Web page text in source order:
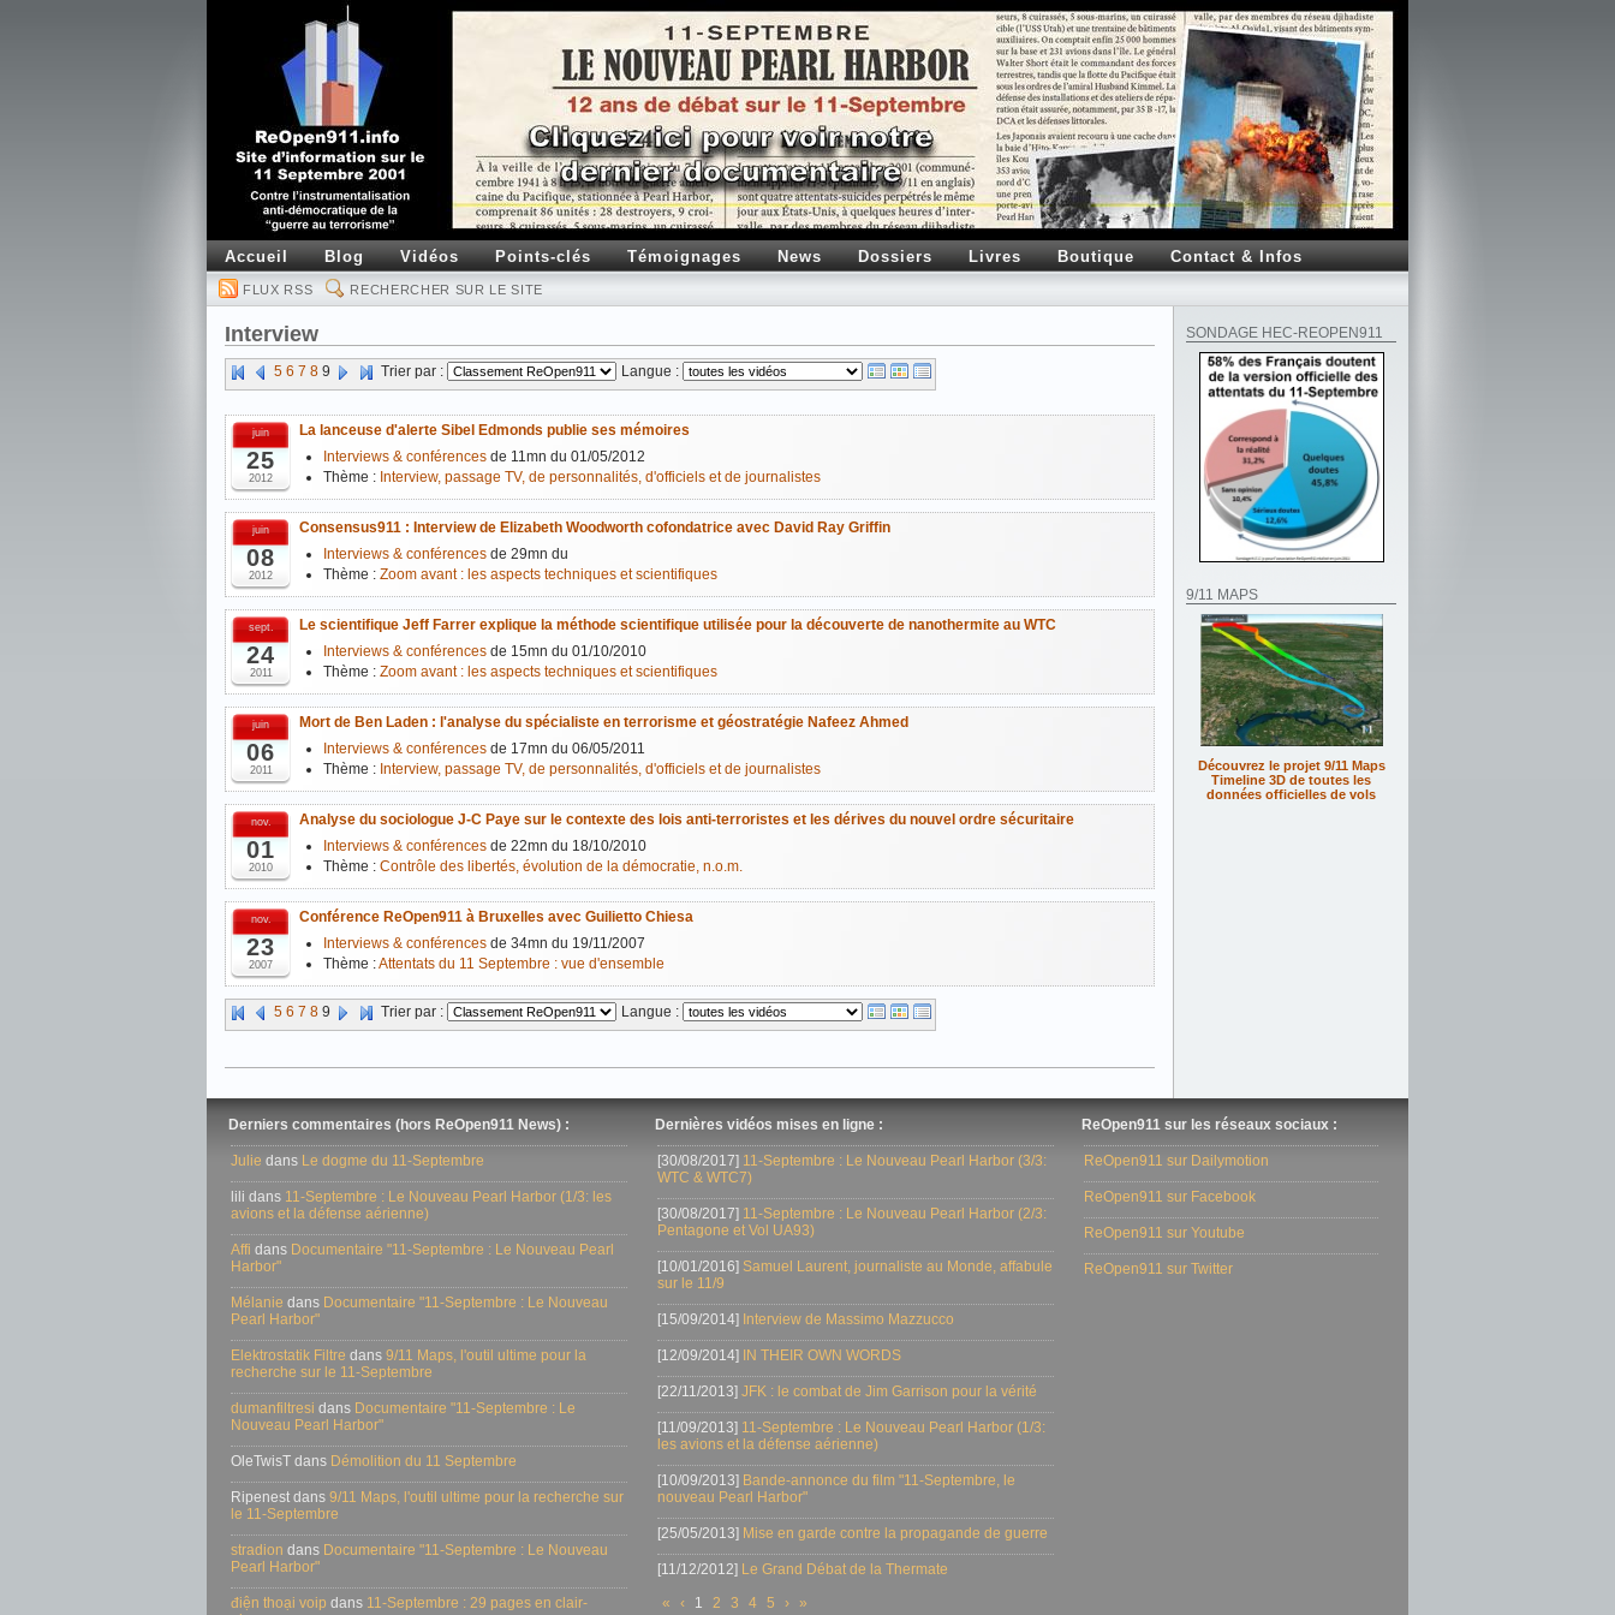
Accueil Blog Vidéos Points-clés Témoignages News Dossiers Livres Boutique Contact & Infos
FLUX RSS RECHERCHER SUR LE SITE
Interview
5 6 7 8 9 Trier par : Langue :
juin
25
2012
La lanceuse d'alerte Sibel Edmonds publie ses mémoires
Interviews & conférences de 11mn du 01/05/2012
Thème : Interview, passage TV, de personnalités, d'officiels et de journalistes
juin
08
2012
Consensus911 : Interview de Elizabeth Woodworth cofondatrice avec David Ray Griffin
Interviews & conférences de 29mn du
Thème : Zoom avant : les aspects techniques et scientifiques
sept.
24
2011
Le scientifique Jeff Farrer explique la méthode scientifique utilisée pour la découverte de nanothermite au WTC
Interviews & conférences de 15mn du 01/10/2010
Thème : Zoom avant : les aspects techniques et scientifiques
juin
06
2011
Mort de Ben Laden : l'analyse du spécialiste en terrorisme et géostratégie Nafeez Ahmed
Interviews & conférences de 17mn du 06/05/2011
Thème : Interview, passage TV, de personnalités, d'officiels et de journalistes
nov.
01
2010
Analyse du sociologue J-C Paye sur le contexte des lois anti-terroristes et les dérives du nouvel ordre sécuritaire
Interviews & conférences de 22mn du 18/10/2010
Thème : Contrôle des libertés, évolution de la démocratie, n.o.m.
nov.
23
2007
Conférence ReOpen911 à Bruxelles avec Guilietto Chiesa
Interviews & conférences de 34mn du 19/11/2007
Thème :Attentats du 11 Septembre : vue d'ensemble
5 6 7 8 9 Trier par : Langue :
SONDAGE HEC-REOPEN911
9/11 MAPS
Découvrez le projet 9/11 Maps
Timeline 3D de toutes les
données officielles de vols
Derniers commentaires (hors ReOpen911 News) :
Julie dans Le dogme du 11-Septembre
lili dans 11-Septembre : Le Nouveau Pearl Harbor (1/3: les
avions et la défense aérienne)
Affi dans Documentaire "11-Septembre : Le Nouveau Pearl
Harbor"
Mélanie dans Documentaire "11-Septembre : Le Nouveau
Pearl Harbor"
Elektrostatik Filtre dans 9/11 Maps, l'outil ultime pour la
recherche sur le 11-Septembre
dumanfiltresi dans Documentaire "11-Septembre : Le
Nouveau Pearl Harbor"
OleTwisT dans Démolition du 11 Septembre
Ripenest dans 9/11 Maps, l'outil ultime pour la recherche sur
le 11-Septembre
stradion dans Documentaire "11-Septembre : Le Nouveau
Pearl Harbor"
điện thoại voip dans 11-Septembre : 29 pages en clair-
Dernières vidéos mises en ligne :
[30/08/2017] 11-Septembre : Le Nouveau Pearl Harbor (3/3:
WTC & WTC7)
[30/08/2017] 11-Septembre : Le Nouveau Pearl Harbor (2/3:
Pentagone et Vol UA93)
[10/01/2016] Samuel Laurent, journaliste au Monde, affabule
sur le 11/9
[15/09/2014] Interview de Massimo Mazzucco
[12/09/2014] IN THEIR OWN WORDS
[22/11/2013] JFK : le combat de Jim Garrison pour la vérité
[11/09/2013] 11-Septembre : Le Nouveau Pearl Harbor (1/3:
les avions et la défense aérienne)
[10/09/2013] Bande-annonce du film "11-Septembre, le
nouveau Pearl Harbor"
[25/05/2013] Mise en garde contre la propagande de guerre
[11/12/2012] Le Grand Débat de la Thermate
«
‹ 1 2 3 4 5 › »
ReOpen911 sur les réseaux sociaux :
ReOpen911 sur Dailymotion
ReOpen911 sur Facebook
ReOpen911 sur Youtube
ReOpen911 sur Twitter